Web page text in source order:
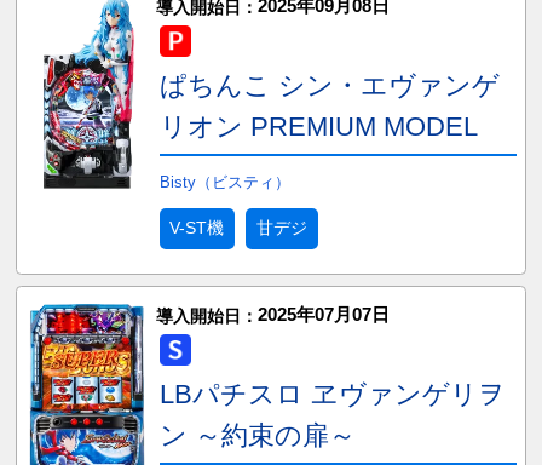
導入開始日： 2025年09月08日
ぱちんこ シン・エヴァンゲ
リオン PREMIUM MODEL
Bisty（ビスティ）
V-ST機 甘デジ
導入開始日： 2025年07月07日
LBパチスロ ヱヴァンゲリヲ
ン ～約束の扉～